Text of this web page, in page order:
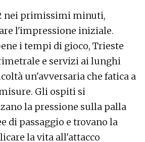
nei primissimi minuti,
l'impressione iniziale.
i tempi di gioco, Trieste
e servizi ai lunghi
un'avversaria che fatica a
Gli ospiti si
la pressione sulla palla
di passaggio e trovano la
la vita all'attacco